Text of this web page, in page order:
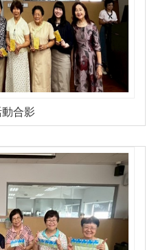
合影